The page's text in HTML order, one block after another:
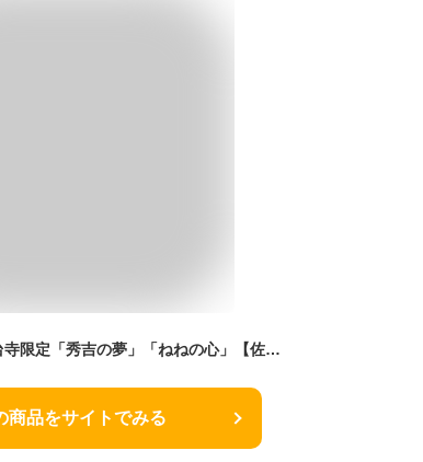
【ふるさと納税】高台寺限定「秀吉の夢」「ねねの心」【佐々木酒造コラボ】|日本酒 お酒 逸品 お取り寄せ お土産 ご当地 ギフト お祝い 内祝い ご家庭用 ご自宅用 松井酒造 京都府 京都市
商品をサイトでみる